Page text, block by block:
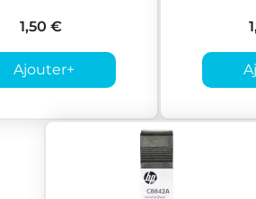
1,50 €
Ajouter+